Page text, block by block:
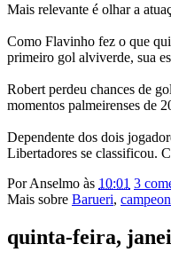
Mais relevante é olhar a
Como Flavinho fez o que
primeiro gol alviverde, sua
Robert perdeu chances de
momentos palmeirenses de
Dependente dos dois
Libertadores se classificou.
PorAnselmo às 10:01 3
Mais sobre Barueri,
quinta-feira,